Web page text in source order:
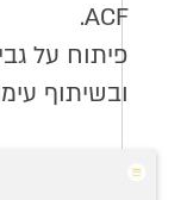
ACF.
פיתוח על
ובשיתוף